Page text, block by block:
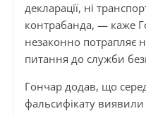
декларації, ні
контрабанда, — каже
незаконно потрапляє
питання до служби
Гончар додав, що серед
фальсифікату